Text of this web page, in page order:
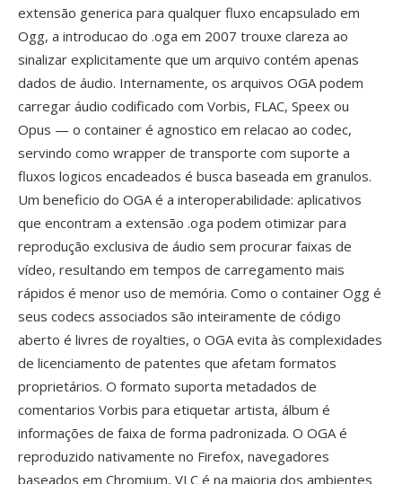
extensão generica para qualquer fluxo encapsulado em
Ogg, a introducao do .oga em 2007 trouxe clareza ao
sinalizar explicitamente que um arquivo contém apenas
dados de áudio. Internamente, os arquivos OGA podem
carregar áudio codificado com Vorbis, FLAC, Speex ou
Opus — o container é agnostico em relacao ao codec,
servindo como wrapper de transporte com suporte a
fluxos logicos encadeados é busca baseada em granulos.
Um beneficio do OGA é a interoperabilidade: aplicativos
que encontram a extensão .oga podem otimizar para
reprodução exclusiva de áudio sem procurar faixas de
vídeo, resultando em tempos de carregamento mais
rápidos é menor uso de memória. Como o container Ogg é
seus codecs associados são inteiramente de código
aberto é livres de royalties, o OGA evita às complexidades
de licenciamento de patentes que afetam formatos
proprietários. O formato suporta metadados de
comentarios Vorbis para etiquetar artista, álbum é
informações de faixa de forma padronizada. O OGA é
reproduzido nativamente no Firefox, navegadores
baseados em Chromium, VLC é na maioria dos ambientes